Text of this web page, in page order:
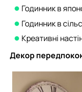
Годинник в
Годинник в
Креативні
Декор